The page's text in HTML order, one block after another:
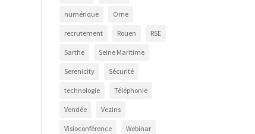
numérique Orne
recrutement Rouen RSE
Sarthe Seine Maritime
Serenicity Sécurité
technologie Téléphonie
Vendée Vezins
Visioconférence Webinar